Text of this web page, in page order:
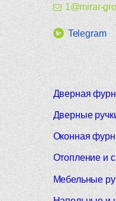
1@mirar-
Telegram
Дверная
Дверные
Оконная
Отопление и
Мебельные